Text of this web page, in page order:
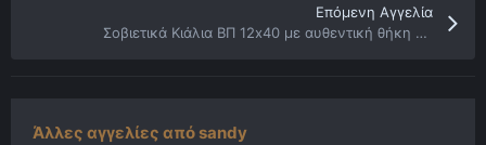
Επόμενη Αγγελία
Σοβιετικά Κιάλια BП 12x40 με αυθεντική θήκη – συλλεκτικά, εξαιρετικής ποιότητας
Άλλες αγγελίες από sandy